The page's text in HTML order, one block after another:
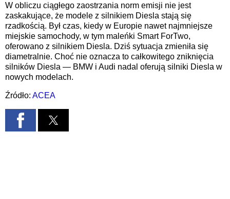
W obliczu ciągłego zaostrzania norm emisji nie jest
zaskakujące, że modele z silnikiem Diesla stają się
rzadkością. Był czas, kiedy w Europie nawet najmniejsze
miejskie samochody, w tym maleńki Smart ForTwo,
oferowano z silnikiem Diesla. Dziś sytuacja zmieniła się
diametralnie. Choć nie oznacza to całkowitego zniknięcia
silników Diesla — BMW i Audi nadal oferują silniki Diesla w
nowych modelach.
Źródło: ACEA